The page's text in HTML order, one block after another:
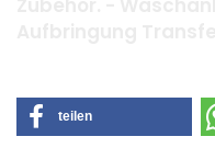
teilen